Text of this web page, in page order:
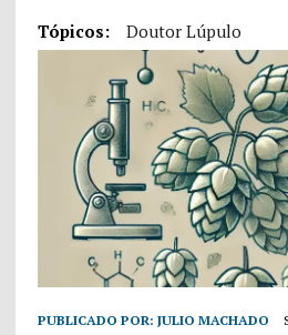
Tópicos: Doutor Lúpulo
PUBLICADO POR: JULIO MACHADO